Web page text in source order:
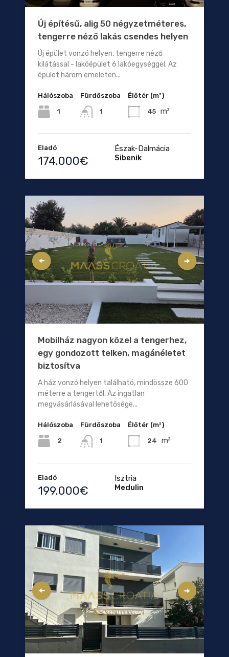
Új építésű, alig 50 négyzetméteres,
tengerre néző lakás csendes helyen
Új épület vonzó helyen, tengerre néző
kilátással - lakóépület 6 lakóegységgel. Az
épület három emeleten...
Hálószoba
1
Fürdőszoba
1
Élőtér (m²)
45 m²
Eladó
174.000€
Észak-Dalmácia
Sibenik
Mobilház nagyon közel a tengerhez,
egy gondozott telken, magánéletet
biztosítva
A ház vonzó helyen található, mindössze 600
méterre a tengertől. Az ingatlan
megvásárlásával lehetősége...
Hálószoba
2
Fürdőszoba
1
Élőtér (m²)
24 m²
Eladó
199.000€
Isztria
Medulin